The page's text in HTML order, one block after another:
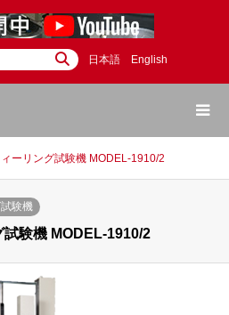
日本語 English
ーリング試験機 MODEL-1910/2
験機
試験機 MODEL-1910/2